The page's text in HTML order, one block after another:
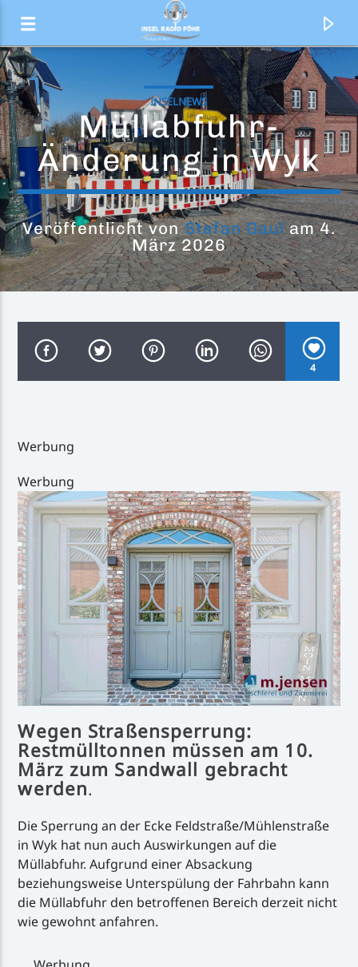
Dancing On The Wall
Muna
Handystream
INSELNEWS
Müllabfuhr-
Änderung in Wyk
Veröffentlicht vonStefan Gaulam 4.
März 2026
4
Werbung
Werbung
Wegen Straßensperrung:
Restmülltonnen müssen am 10.
März zum Sandwall gebracht
werden.
Die Sperrung an der Ecke Feldstraße/Mühlenstraße
in Wyk hat nun auch Auswirkungen auf die
Müllabfuhr. Aufgrund einer Absackung
beziehungsweise Unterspülung der Fahrbahn kann
die Müllabfuhr den betroffenen Bereich derzeit nicht
wie gewohnt anfahren.